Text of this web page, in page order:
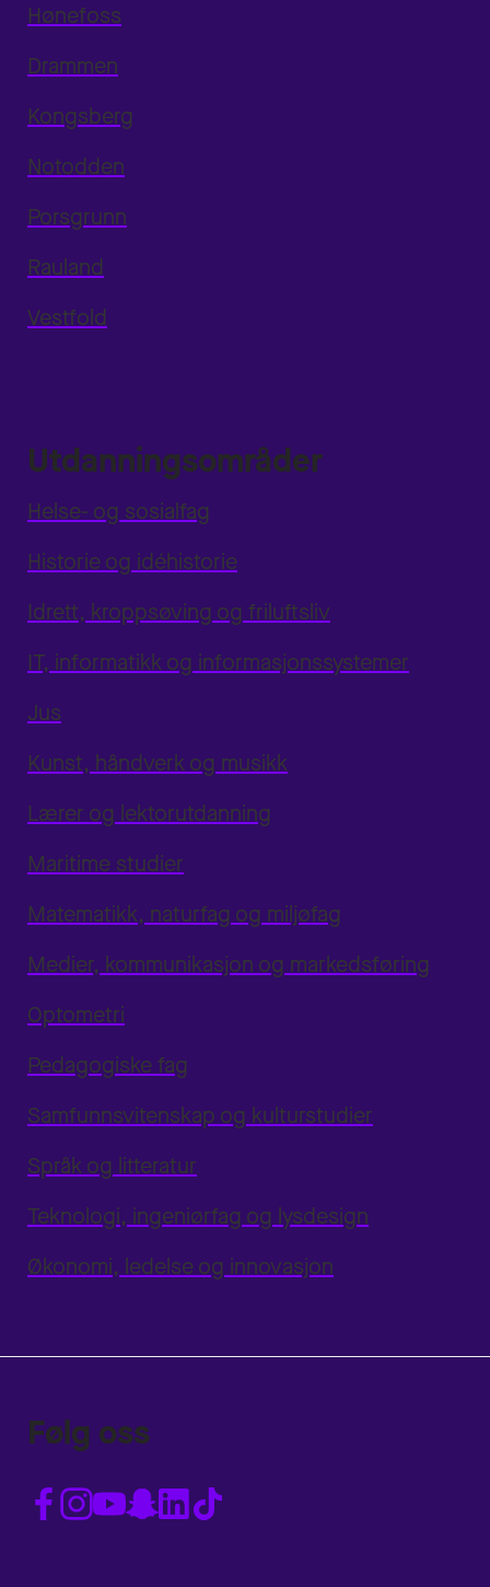
Hønefoss
Drammen
Kongsberg
Notodden
Porsgrunn
Rauland
Vestfold
Utdanningsområder
Helse- og sosialfag
Historie og idéhistorie
Idrett, kroppsøving og friluftsliv
IT, informatikk og informasjonssystemer
Jus
Kunst, håndverk og musikk
Lærer og lektorutdanning
Maritime studier
Matematikk, naturfag og miljøfag
Medier, kommunikasjon og markedsføring
Optometri
Pedagogiske fag
Samfunnsvitenskap og kulturstudier
Språk og litteratur
Teknologi, ingeniørfag og lysdesign
Økonomi, ledelse og innovasjon
Følg oss